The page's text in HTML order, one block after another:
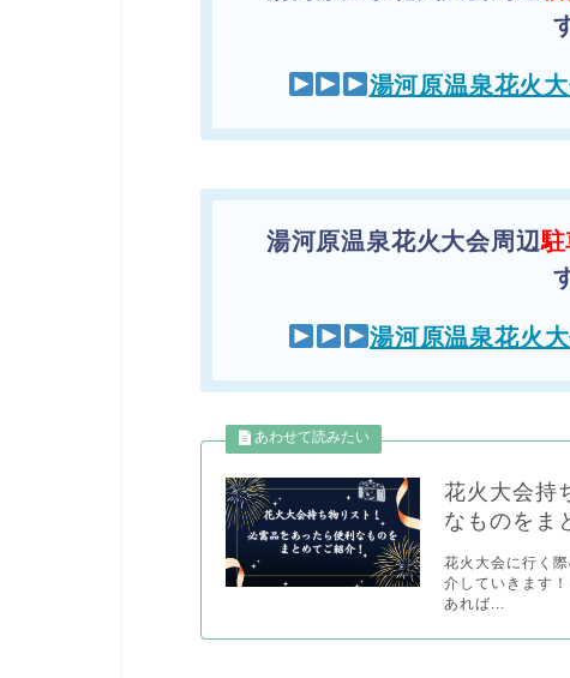
湯河原温泉花火
湯河原温泉花火大会周辺
湯河原温泉花火
花火大会持
なものをま
花火大会に行く
介していきます
あれば...